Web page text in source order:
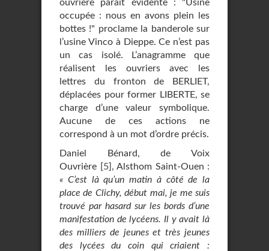
ouvrière paraît évidente : "Usine
occupée : nous en avons plein les
bottes !" proclame la banderole sur
l’usine Vinco à Dieppe. Ce n’est pas
un cas isolé. L’anagramme que
réalisent les ouvriers avec les
lettres du fronton de BERLIET,
déplacées pour former LIBERTE, se
charge d’une valeur symbolique.
Aucune de ces actions ne
correspond à un mot d’ordre précis.
Daniel Bénard, de Voix
Ouvrière [5] , Alsthom Saint-Ouen :
« C’est là qu’un matin à côté de la
place de Clichy, début mai, je me suis
trouvé par hasard sur les bords d’une
manifestation de lycéens. Il y avait là
des milliers de jeunes et très jeunes
des lycées du coin qui criaient :